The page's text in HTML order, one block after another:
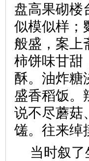
盘高果砌楼
似模似样；
般盛，案上
柿饼味甘甜
酥。油炸糖
盛香稻饭。
说不尽蘑菇
馐。往来
当时叙